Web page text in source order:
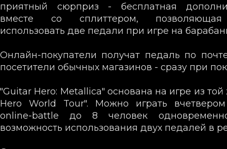
приятный сюрприз - бесплатная
вместе со сплиттером, позволяющая
использовать две педали при игре на
Онлайн-покупатели получат педаль по
посетители обычных магазинов - сразу при
"Guitar Hero: Metallica" основана на игре из
Hero World Tour". Можно играть
online-battle до 8 человек
возможность использования двух педалей в